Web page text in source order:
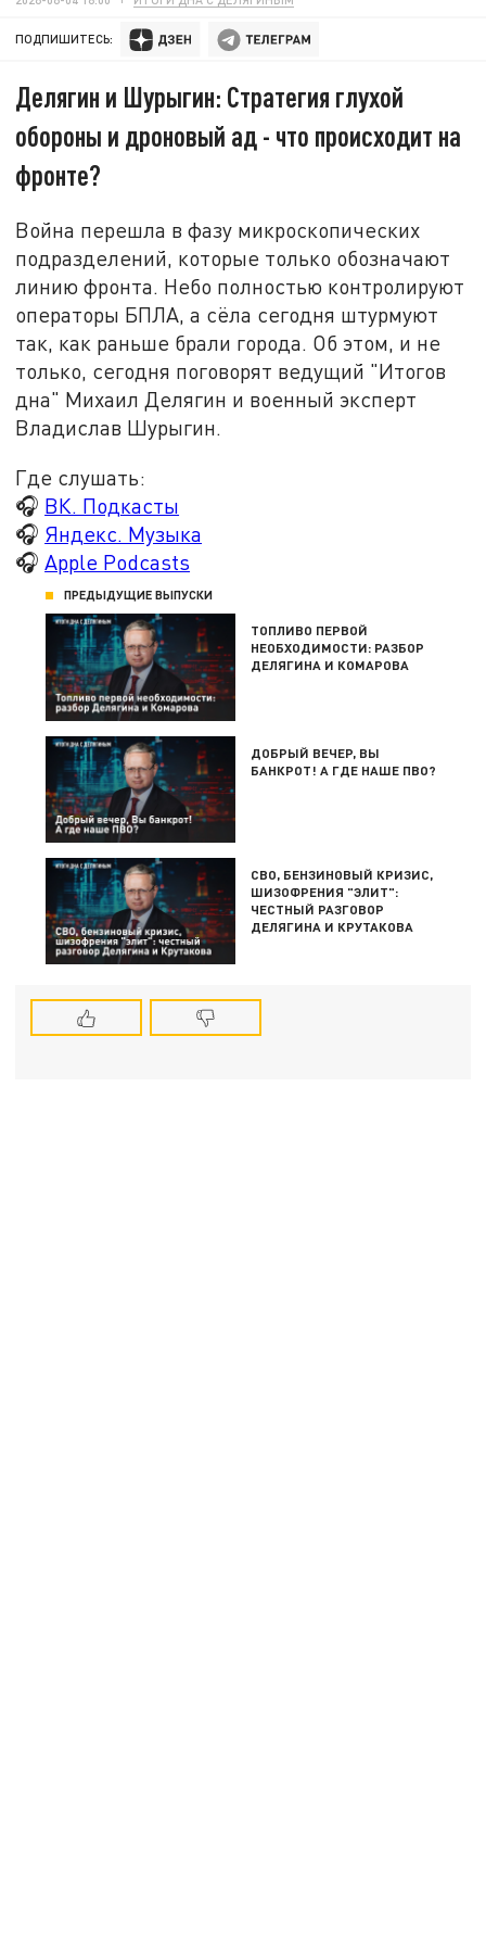
ПОДПИШИТЕСЬ:
Делягин и Шурыгин: Стратегия глухой
обороны и дроновый ад - что происходит на
фронте?
Война перешла в фазу микроскопических
подразделений, которые только обозначают
линию фронта. Небо полностью контролируют
операторы БПЛА, а сёла сегодня штурмуют
так, как раньше брали города. Об этом, и не
только, сегодня поговорят ведущий "Итогов
дна" Михаил Делягин и военный эксперт
Владислав Шурыгин.
Где слушать:
🎧 ВК. Подкасты
🎧 Яндекс. Музыка
🎧 Apple Podcasts
ПРЕДЫДУЩИЕ ВЫПУСКИ
ТОПЛИВО ПЕРВОЙ
НЕОБХОДИМОСТИ: РАЗБОР
ДЕЛЯГИНА И КОМАРОВА
ДОБРЫЙ ВЕЧЕР, ВЫ
БАНКРОТ! А ГДЕ НАШЕ ПВО?
СВО, БЕНЗИНОВЫЙ КРИЗИС,
ШИЗОФРЕНИЯ "ЭЛИТ":
ЧЕСТНЫЙ РАЗГОВОР
ДЕЛЯГИНА И КРУТАКОВА